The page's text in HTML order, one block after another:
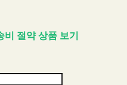
비 절약 상품 보기